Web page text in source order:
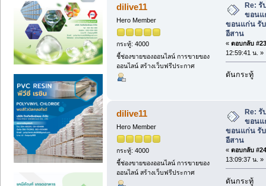
dilive11
Hero Member
กระทู้: 4000
ชี้ช่องขายของออนไลน์ การขายของ
ออนไลน์ สร้างเว็บฟรีประกาศ
Re: รั
ขอนแ
ขอนแก่น รั
อีสาน
« ตอบกลับ
12:59:41 น. »
ดันกระทู้
dilive11
Hero Member
กระทู้: 4000
ชี้ช่องขายของออนไลน์ การขายของ
ออนไลน์ สร้างเว็บฟรีประกาศ
Re: รั
ขอนแ
ขอนแก่น รั
อีสาน
« ตอบกลับ
13:09:37 น. »
ดันกระทู้